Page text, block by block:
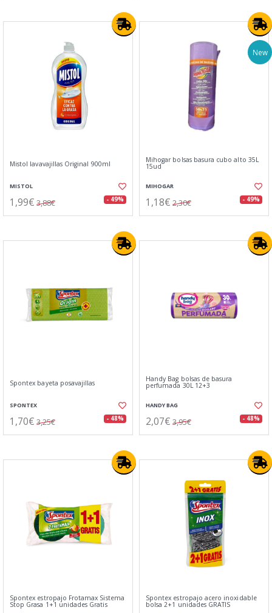
Mistol lavavajillas Original 900ml
MISTOL
1,99€ 3,88€ - 49%
New
Mihogar bolsas basura cubo alto 35L
15ud
MIHOGAR
1,18€ 2,30€ - 49%
Spontex bayeta posavajillas
SPONTEX
1,70€ 3,25€ - 48%
Handy Bag bolsas de basura
perfumada 30L 12+3
HANDY BAG
2,07€ 3,95€ - 48%
Spontex estropajo Frotamax Sistema
Stop Grasa 1+1 unidades Gratis
Spontex estropajo acero inoxidable
bolsa 2+1 unidades GRATIS